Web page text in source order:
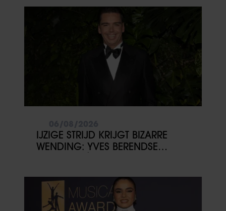
IJZIGE STRIJD KRIJGT BIZARRE
WENDING: YVES BERENDSE